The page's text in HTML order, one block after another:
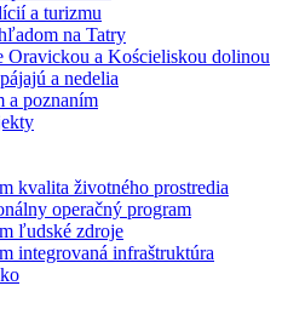
a turizmu
na Tatry
Oravickou a Kościeliskou dolinou
a nedelia
a poznaním
kvalita životného prostredia
operačný program
ľudské zdroje
integrovaná infraštruktúra